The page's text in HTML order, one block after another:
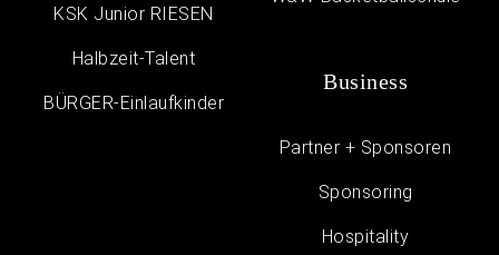
KSK Junior RIESEN
Halbzeit-Talent
BÜRGER-Einlaufkinder
Business
Partner + Sponsoren
Sponsoring
Hospitality